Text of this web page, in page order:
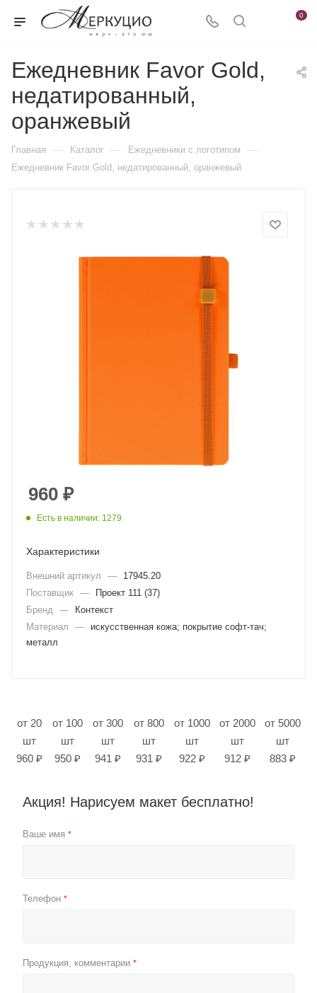
0
Ежедневник Favor Gold,
недатированный,
оранжевый
Главная — Каталог — Ежедневники c логотипом —
Ежедневник Favor Gold, недатированный, оранжевый
960 ₽
Есть в наличии: 1279
Характеристики
Внешний артикул —
17945.20
Поставщик —
Проект 111 (37)
Бренд
—
Контекст
Материал
—
искусственная кожа; покрытие софт-тач;
металл
от 20
шт
960 ₽
от 100
шт
950 ₽
от 300
шт
941 ₽
от 800
шт
931 ₽
от 1000
шт
922 ₽
от 2000
шт
912 ₽
от 5000
шт
883 ₽
Акция! Нарисуем макет бесплатно!
Ваше имя *
Телефон *
Продукция, комментарии *